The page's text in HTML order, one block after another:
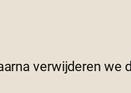
verwijderen we